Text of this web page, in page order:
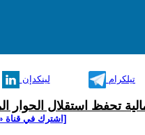
لينكدإن تيلكرام
تحفظ استقلال
[اشترك في قناة